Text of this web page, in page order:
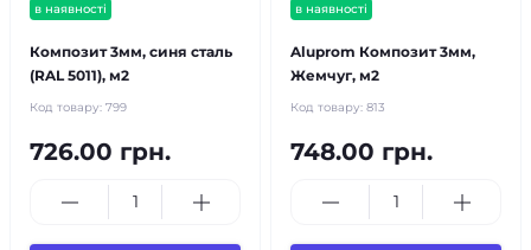
в наявності
Композит 3мм, синя сталь
(RAL 5011), м2
Код товару: 799
726.00 грн.
в наявності
Aluprom Композит 3мм,
Жемчуг, м2
Код товару: 813
748.00 грн.